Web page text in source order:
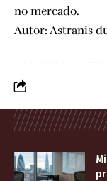
no mercado.
Autor: Astranis